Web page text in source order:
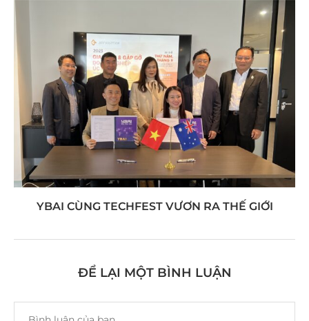
YBAI CÙNG TECHFEST VƯƠN RA THẾ GIỚI
ĐỂ LẠI MỘT BÌNH LUẬN